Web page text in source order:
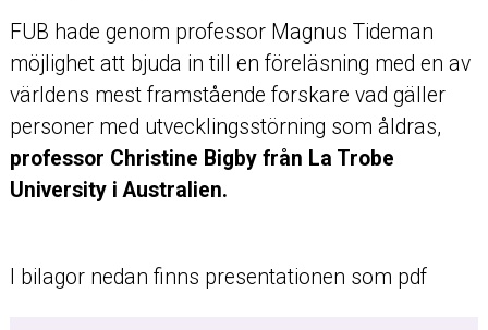
FUB hade genom professor Magnus Tideman
möjlighet att bjuda in till en föreläsning med en av
världens mest framstående forskare vad gäller
personer med utvecklingsstörning som åldras,
professor Christine Bigby från La Trobe
University i Australien.
I bilagor nedan finns presentationen som pdf